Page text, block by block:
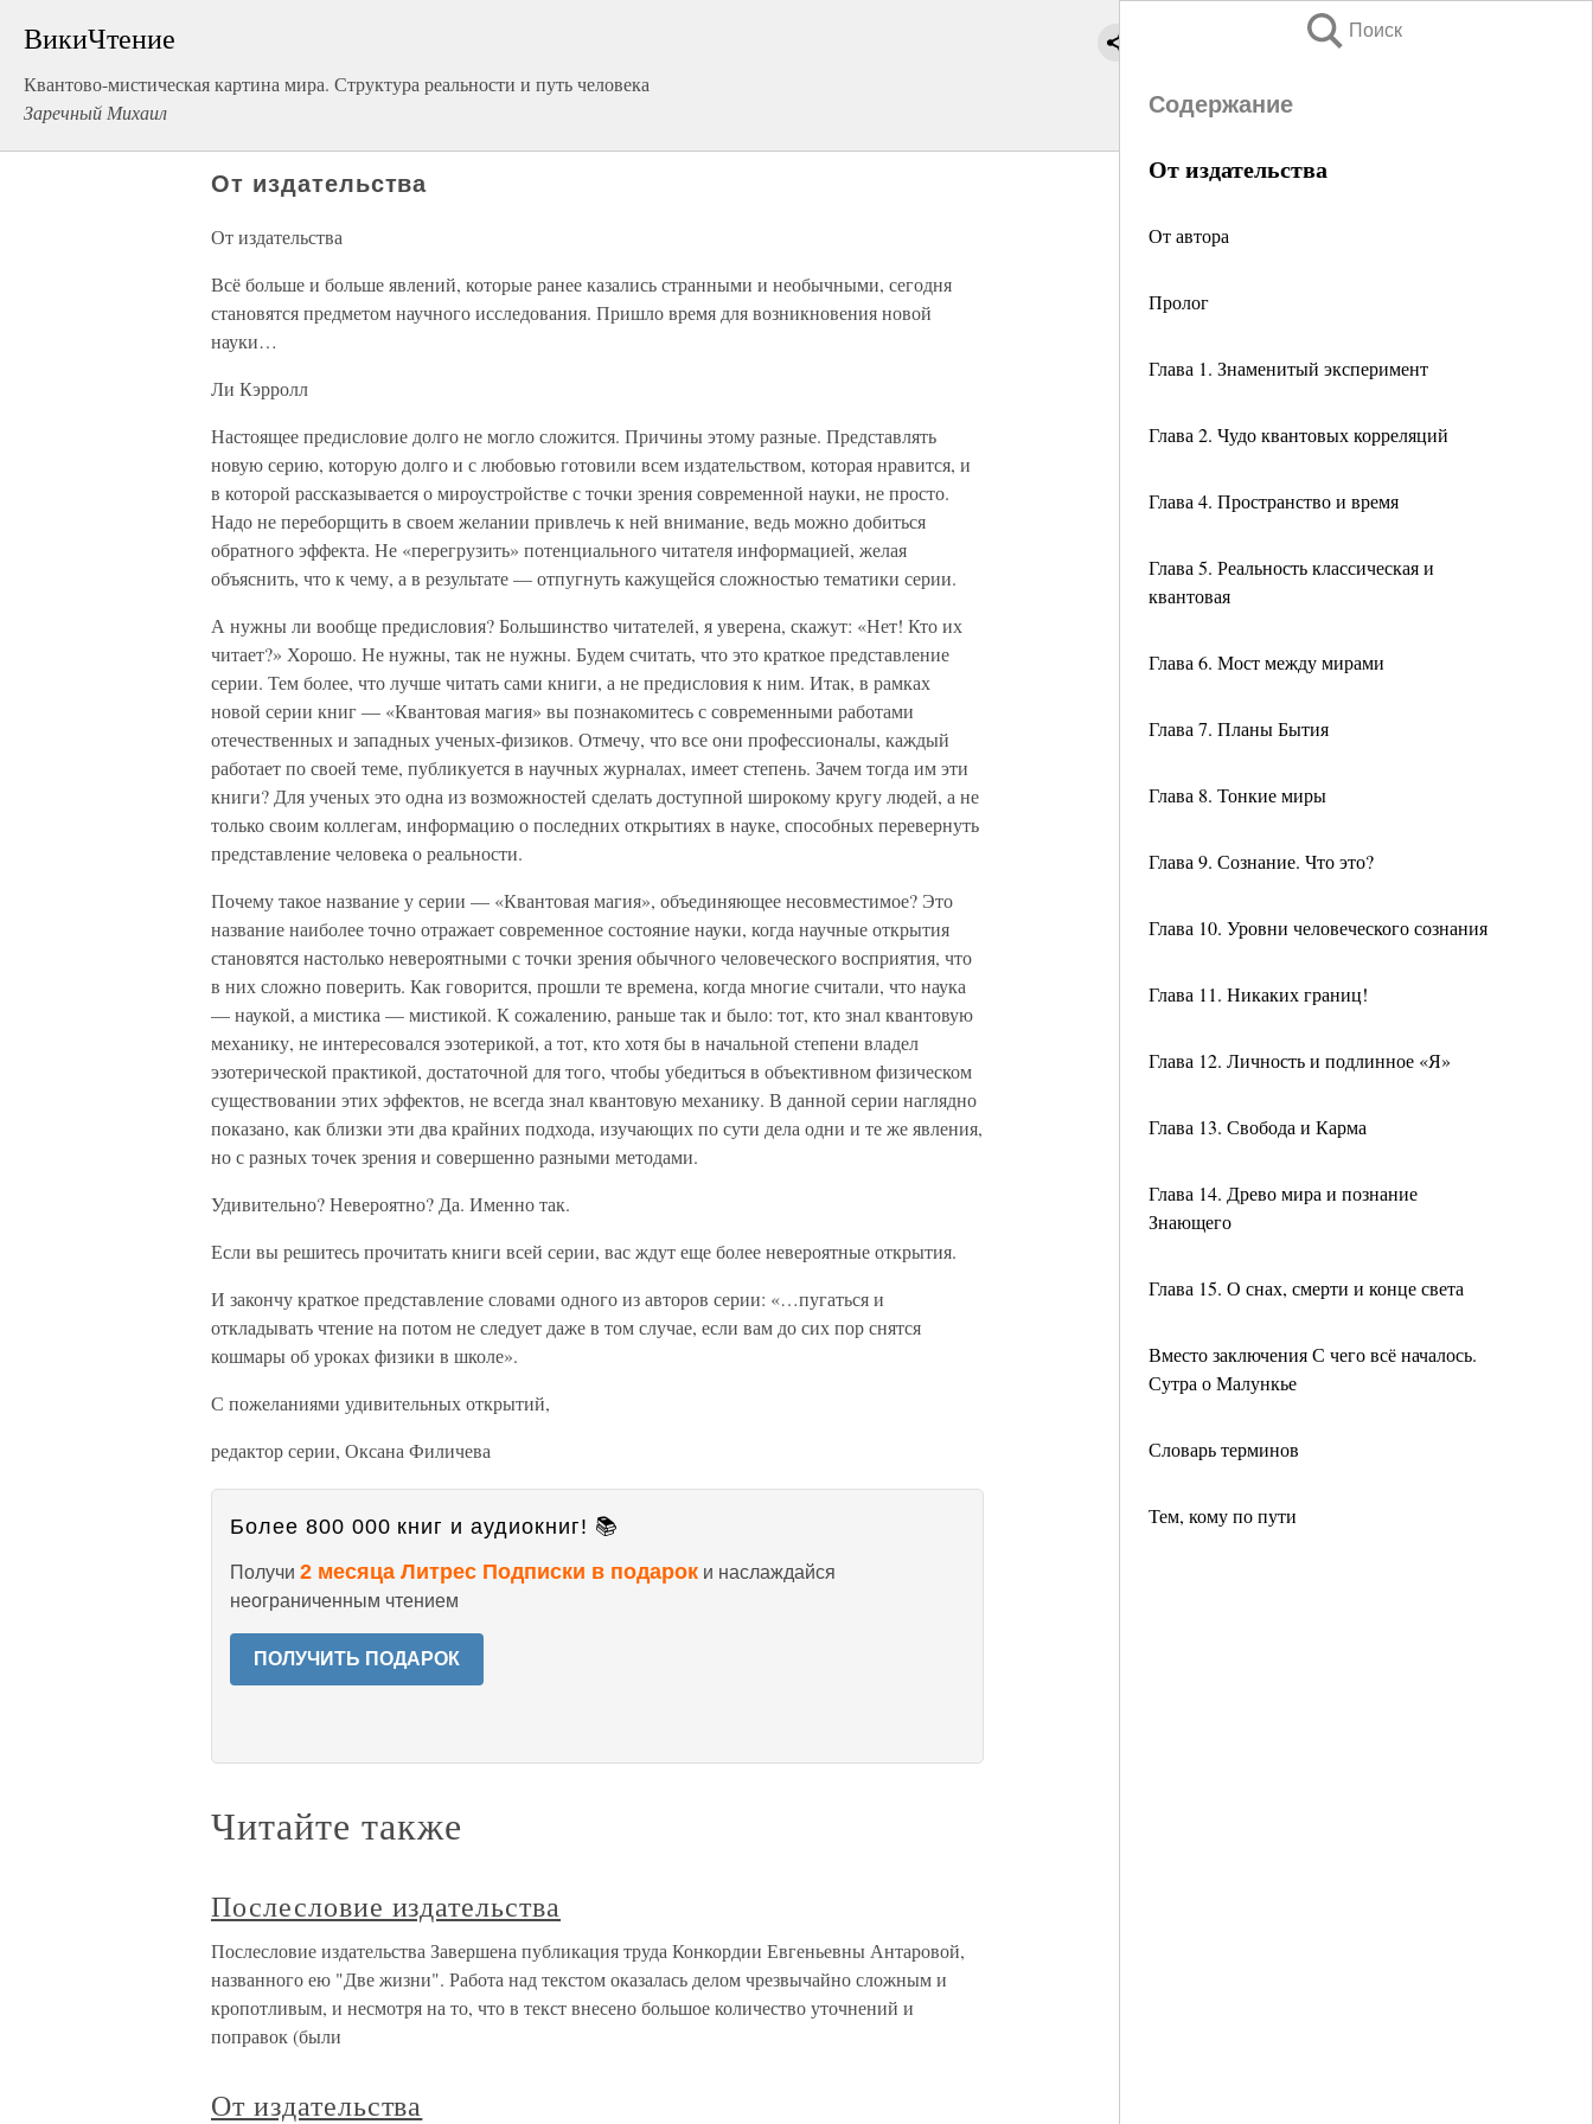
ВикиЧтение
Квантово-мистическая картина мира. Структура реальности и путь человека
Заречный Михаил
Поиск
Содержание
От издательства
От автора
Пролог
Глава 1. Знаменитый эксперимент
Глава 2. Чудо квантовых корреляций
Глава 4. Пространство и время
Глава 5. Реальность классическая и
квантовая
Глава 6. Мост между мирами
Глава 7. Планы Бытия
Глава 8. Тонкие миры
Глава 9. Сознание. Что это?
Глава 10. Уровни человеческого сознания
Глава 11. Никаких границ!
Глава 12. Личность и подлинное «Я»
Глава 13. Свобода и Карма
Глава 14. Древо мира и познание
Знающего
Глава 15. О снах, смерти и конце света
Вместо заключения С чего всё началось.
Сутра о Малункье
Словарь терминов
Тем, кому по пути
От издательства
От издательства
Всё больше и больше явлений, которые ранее казались странными и необычными, сегодня
становятся предметом научного исследования. Пришло время для возникновения новой
науки…
Ли Кэрролл
Настоящее предисловие долго не могло сложится. Причины этому разные. Представлять
новую серию, которую долго и с любовью готовили всем издательством, которая нравится, и
в которой рассказывается о мироустройстве с точки зрения современной науки, не просто.
Надо не переборщить в своем желании привлечь к ней внимание, ведь можно добиться
обратного эффекта. Не «перегрузить» потенциального читателя информацией, желая
объяснить, что к чему, а в результате — отпугнуть кажущейся сложностью тематики серии.
А нужны ли вообще предисловия? Большинство читателей, я уверена, скажут: «Нет! Кто их
читает?» Хорошо. Не нужны, так не нужны. Будем считать, что это краткое представление
серии. Тем более, что лучше читать сами книги, а не предисловия к ним. Итак, в рамках
новой серии книг — «Квантовая магия» вы познакомитесь с современными работами
отечественных и западных ученых-физиков. Отмечу, что все они профессионалы, каждый
работает по своей теме, публикуется в научных журналах, имеет степень. Зачем тогда им эти
книги? Для ученых это одна из возможностей сделать доступной широкому кругу людей, а не
только своим коллегам, информацию о последних открытиях в науке, способных перевернуть
представление человека о реальности.
Почему такое название у серии — «Квантовая магия», объединяющее несовместимое? Это
название наиболее точно отражает современное состояние науки, когда научные открытия
становятся настолько невероятными с точки зрения обычного человеческого восприятия, что
в них сложно поверить. Как говорится, прошли те времена, когда многие считали, что наука
— наукой, а мистика — мистикой. К сожалению, раньше так и было: тот, кто знал квантовую
механику, не интересовался эзотерикой, а тот, кто хотя бы в начальной степени владел
эзотерической практикой, достаточной для того, чтобы убедиться в объективном физическом
существовании этих эффектов, не всегда знал квантовую механику. В данной серии наглядно
показано, как близки эти два крайних подхода, изучающих по сути дела одни и те же явления,
но с разных точек зрения и совершенно разными методами.
Удивительно? Невероятно? Да. Именно так.
Если вы решитесь прочитать книги всей серии, вас ждут еще более невероятные открытия.
И закончу краткое представление словами одного из авторов серии: «…пугаться и
откладывать чтение на потом не следует даже в том случае, если вам до сих пор снятся
кошмары об уроках физики в школе».
С пожеланиями удивительных открытий,
редактор серии, Оксана Филичева
Более 800 000 книг и аудиокниг! 📚
Получи 2 месяца Литрес Подписки в подарок и наслаждайся
неограниченным чтением
ПОЛУЧИТЬ ПОДАРОК
Читайте также
Послесловие издательства
Послесловие издательства Завершена публикация труда Конкордии Евгеньевны Антаровой,
названного ею "Две жизни". Работа над текстом оказалась делом чрезвычайно сложным и
кропотливым, и несмотря на то, что в текст внесено большое количество уточнений и
поправок (были
От издательства